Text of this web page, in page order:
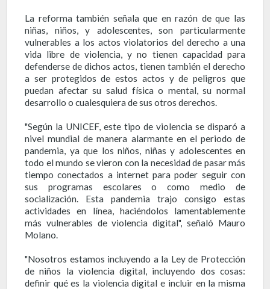
La reforma también señala que en razón de que las
niñas, niños, y adolescentes, son particularmente
vulnerables a los actos violatorios del derecho a una
vida libre de violencia, y no tienen capacidad para
defenderse de dichos actos, tienen también el derecho
a ser protegidos de estos actos y de peligros que
puedan afectar su salud física o mental, su normal
desarrollo o cualesquiera de sus otros derechos.
"Según la UNICEF, este tipo de violencia se disparó a
nivel mundial de manera alarmante en el periodo de
pandemia, ya que los niños, niñas y adolescentes en
todo el mundo se vieron con la necesidad de pasar más
tiempo conectados a internet para poder seguir con
sus programas escolares o como medio de
socialización. Esta pandemia trajo consigo estas
actividades en línea, haciéndolos lamentablemente
más vulnerables de violencia digital", señaló Mauro
Molano.
"Nosotros estamos incluyendo a la Ley de Protección
de niños la violencia digital, incluyendo dos cosas:
definir qué es la violencia digital e incluir en la misma